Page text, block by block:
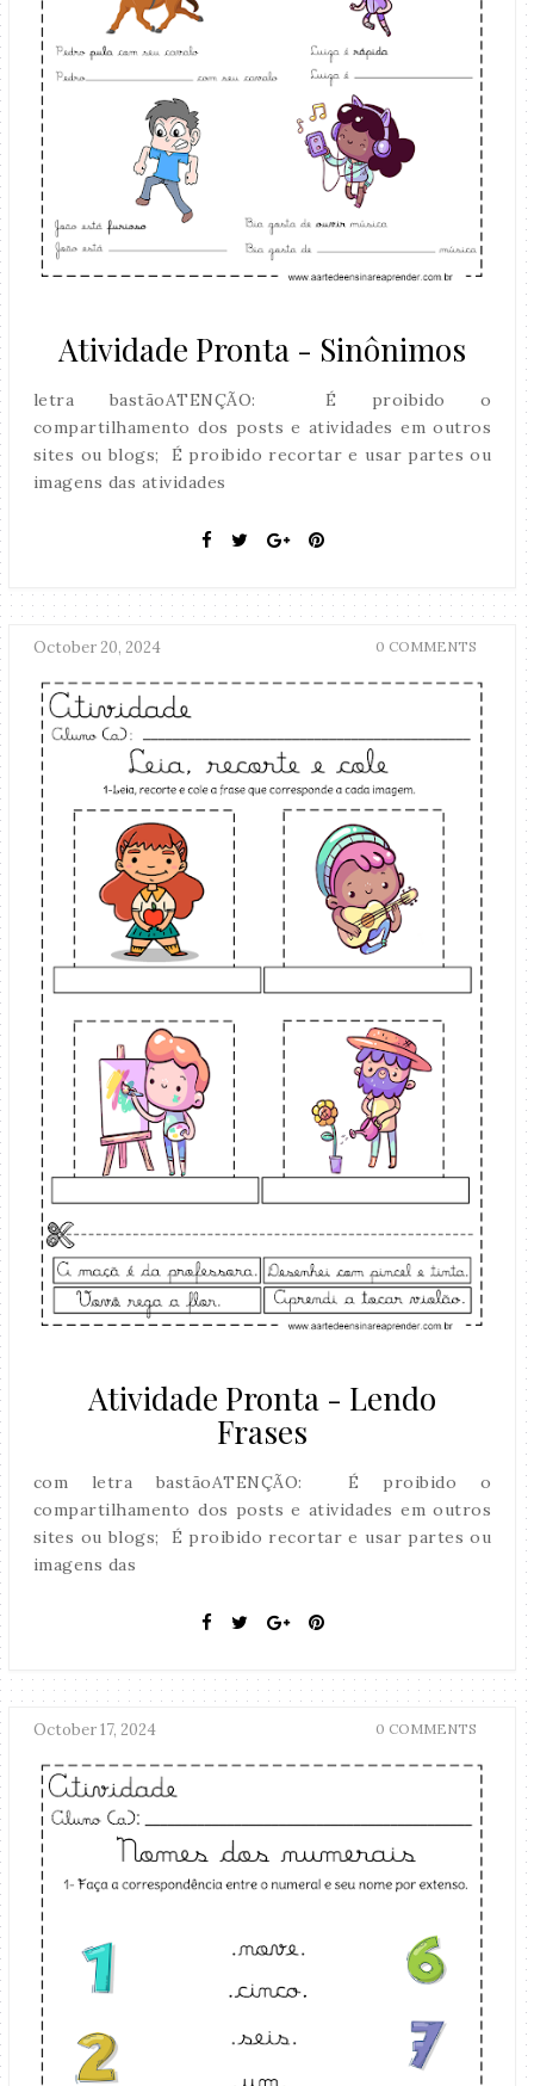
Atividade Pronta - Sinônimos
letra bastãoATENÇÃO: É proibido o
compartilhamento dos posts e atividades em outros
sites ou blogs; É proibido recortar e usar partes ou
imagens das atividades
October 20, 2024 0 COMMENTS
Atividade Pronta - Lendo
Frases
com letra bastãoATENÇÃO: É proibido o
compartilhamento dos posts e atividades em outros
sites ou blogs; É proibido recortar e usar partes ou
imagens das
October 17, 2024 0 COMMENTS